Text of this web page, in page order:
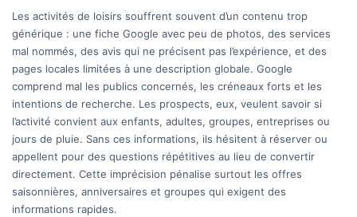
Les activités de loisirs souffrent souvent d’un contenu trop
générique : une fiche Google avec peu de photos, des services
mal nommés, des avis qui ne précisent pas l’expérience, et des
pages locales limitées à une description globale. Google
comprend mal les publics concernés, les créneaux forts et les
intentions de recherche. Les prospects, eux, veulent savoir si
l’activité convient aux enfants, adultes, groupes, entreprises ou
jours de pluie. Sans ces informations, ils hésitent à réserver ou
appellent pour des questions répétitives au lieu de convertir
directement. Cette imprécision pénalise surtout les offres
saisonnières, anniversaires et groupes qui exigent des
informations rapides.